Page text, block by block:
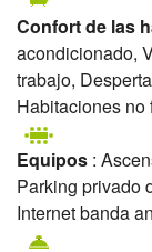
Confort de las
acondicionado,
trabajo,
Habitaciones no
Equipos :
Parking privado
Internet banda